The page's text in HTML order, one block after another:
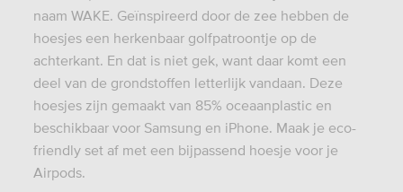
naam WAKE. Geïnspireerd door de zee hebben de
hoesjes een herkenbaar golfpatroontje op de
achterkant. En dat is niet gek, want daar komt een
deel van de grondstoffen letterlijk vandaan. Deze
hoesjes zijn gemaakt van 85% oceaanplastic en
beschikbaar voor Samsung en iPhone. Maak je eco-
friendly set af met een bijpassend hoesje voor je
Airpods.